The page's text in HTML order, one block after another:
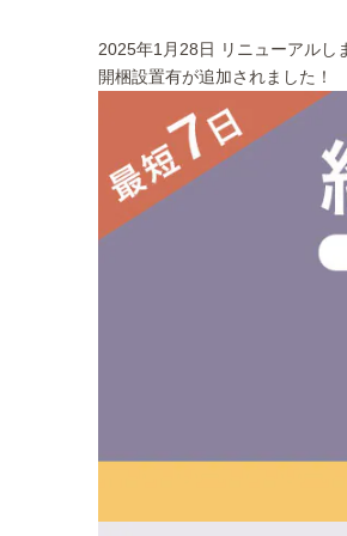
2025年1月28日 リニューアルし
開梱設置有が追加されました！